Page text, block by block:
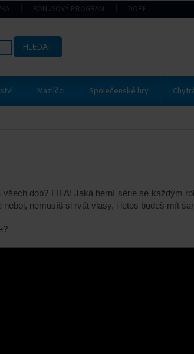
BONUSOVÝ PROGRAM DOPRAVA A PLATBA
HLEDAT
Mazlíčci Společenské hry
dob? FIFA! Jaká herní série se každým
neboj, nemusíš si rvát vlasy, i letos budeš mít